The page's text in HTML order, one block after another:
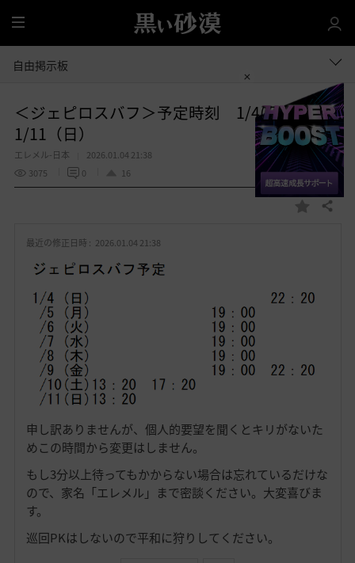
全
体
自由掲示板
＜ジェピロスバフ＞予定時刻 1/4(日)～
1/11（日）
エレメル-日本
2026.01.04 21:38
3075
0 16
お
り
共有する
最近の修正日時 : 2026.01.04 21:38
申し訳ありませんが、個人的要望を聞くとキリがないた
めこの時間から変更はしません。
もし3分以上待ってもかからない場合は忘れているだけな
ので、家名「エレメル」まで密談ください。大変喜びま
す。
巡回PKはしないので平和に狩りしてください。